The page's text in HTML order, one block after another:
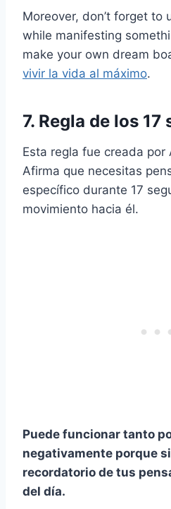
Moreover, don’t forget to
while manifesting
make your own dream
vivir la vida al máximo.
7. Regla de los 17
Esta regla fue creada por
Afirma que necesitas
específico durante 17
movimiento hacia él.
Puede funcionar tanto
negativamente porque
recordatorio de tus
del día.